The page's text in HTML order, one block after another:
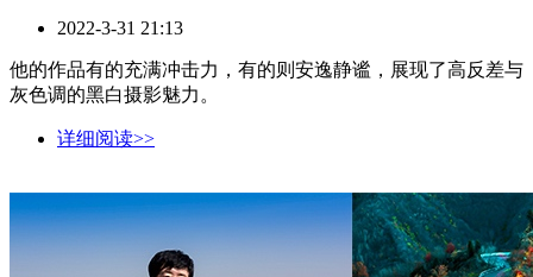
2022-3-31 21:13
他的作品有的充满冲击力，有的则安逸静谧，展现了高反差与
灰色调的黑白摄影魅力。
详细阅读>>